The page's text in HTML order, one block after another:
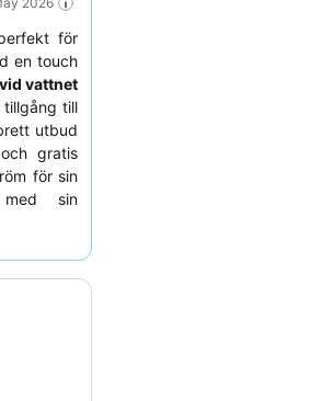
för
en touch
vattnet
tillgång till
utbud
gratis
för sin
sin
utsikt